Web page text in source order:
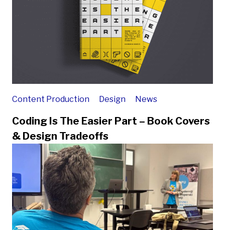
Content Production Design News
Coding Is The Easier Part – Book Covers
& Design Tradeoffs